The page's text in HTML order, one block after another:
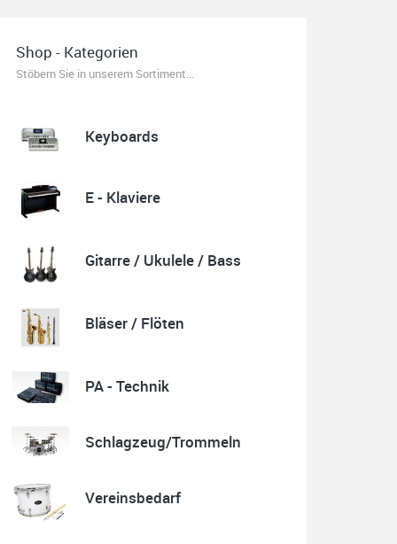
Habe mir heute eine E-Gitarre und einen Amp gekauft.
Erstklassige Beratung vom Chef. Hier fühlt man sich
aufgehoben. Finger weg vom Internet. Kauft beim
Fachmann zu guten Konditionen. Es zahlt sich aus.
Quelle: Google-Rezension
Korrespondenz, Kommunikation und Verkauf top.
Abholung der Ware reibungslos.
Sehr zu empfehlen....
auch nah!
Shop - Kategorien
Stöbern Sie in unserem Sortiment...
Keyboards
E - Klaviere
Gitarre / Ukulele / Bass
Bläser / Flöten
PA - Technik
Schlagzeug/Trommeln
Vereinsbedarf